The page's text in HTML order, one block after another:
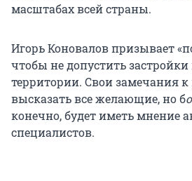
масштабах всей страны.
Игорь Коновалов призывает
чтобы не допустить
территории. Свои замечания к
высказать все желающие, но бо
конечно, будет иметь мнение
специалистов.